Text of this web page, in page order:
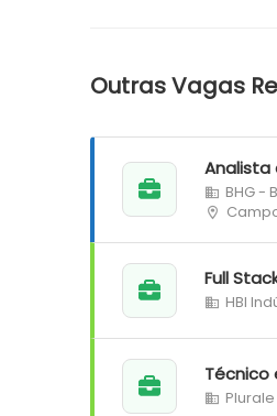
Outras Vagas
Analista
BHG -
Full
HBI
Técnico